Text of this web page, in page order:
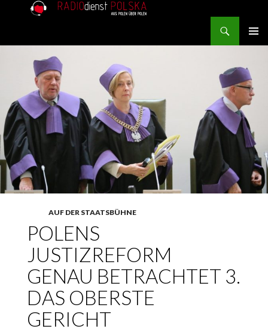
AUF DER STAATSBÜHNE
POLENS
JUSTIZREFORM
GENAU BETRACHTET 3.
DAS OBERSTE
GERICHT